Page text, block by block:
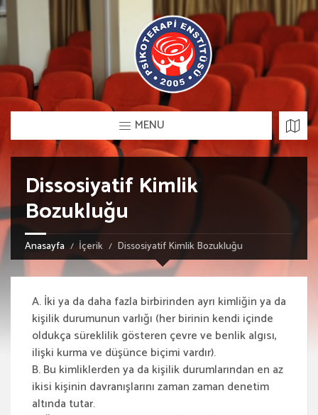
MENU
Dissosiyatif Kimlik
Bozukluğu
Anasayfa İçerik Dissosiyatif Kimlik Bozukluğu
A. İki ya da daha fazla birbirinden ayrı kimliğin ya da
kişilik durumunun varlığı (her birinin kendi içinde
oldukça süreklilik gösteren çevre ve benlik algısı,
ilişki kurma ve düşünce biçimi vardır).
B. Bu kimliklerden ya da kişilik durumlarından en az
ikisi kişinin davranışlarını zaman zaman denetim
altında tutar.